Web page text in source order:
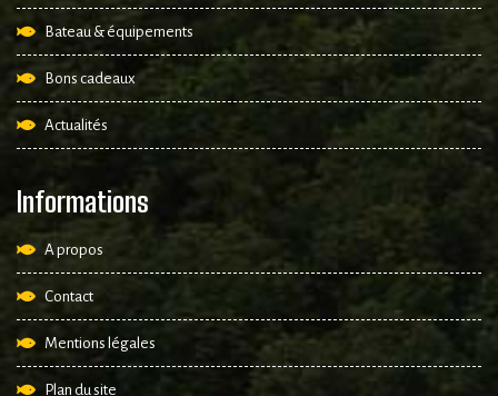
Bateau & équipements
Bons cadeaux
Actualités
Informations
A propos
Contact
Mentions légales
Plan du site